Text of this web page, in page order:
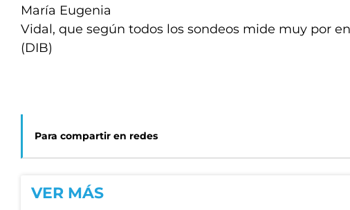
María Eugenia
Vidal, que según todos los sondeos mide muy por
(DIB)
Para compartir en redes
VER MÁS